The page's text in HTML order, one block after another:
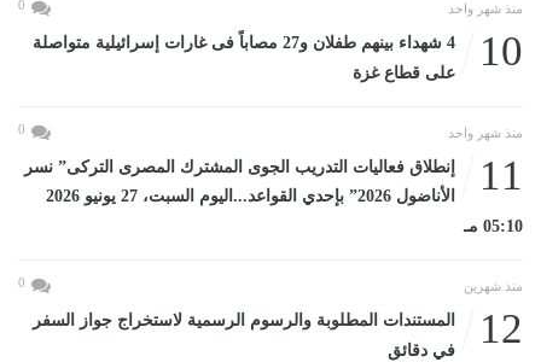
منذ شهر واحد 0
10
4 شهداء بينهم طفلان و27 مصاباً فى غارات إسرائيلية متواصلة
على قطاع غزة
منذ شهر واحد 0
11
إنطلاق فعاليات التدريب الجوى المشترك المصرى التركى” نسر
الأناضول 2026” بإحدي القواعد...اليوم السبت، 27 يونيو 2026
05:10 مـ
منذ شهرين 0
12
المستندات المطلوبة والرسوم الرسمية لاستخراج جواز السفر
في دقائق